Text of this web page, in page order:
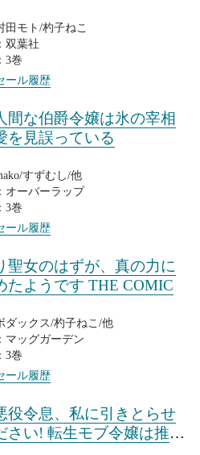
田モト/杓子ねこ
双葉社
3巻
ール履歴
間な伯爵令嬢は氷の宰相
を見誤っている
すずむし/他
オーバーラップ
3巻
ール履歴
聖女のはずが、真の力に
たようです THE COMIC
ダックス/杓子ねこ/他
マッグガーデン
3巻
ール履歴
役令息、私に引きとらせ
さい! 転生モブ令嬢は推し